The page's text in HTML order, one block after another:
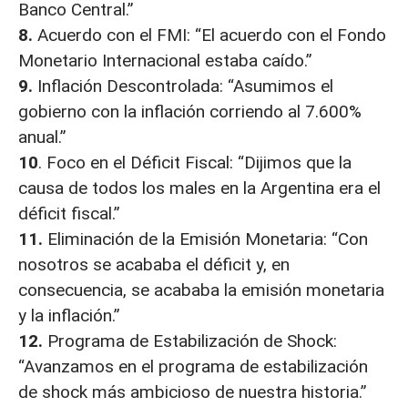
Banco Central.”
8. Acuerdo con el FMI: “El acuerdo con el Fondo
Monetario Internacional estaba caído.”
9. Inflación Descontrolada: “Asumimos el
gobierno con la inflación corriendo al 7.600%
anual.”
10. Foco en el Déficit Fiscal: “Dijimos que la
causa de todos los males en la Argentina era el
déficit fiscal.”
11. Eliminación de la Emisión Monetaria: “Con
nosotros se acababa el déficit y, en
consecuencia, se acababa la emisión monetaria
y la inflación.”
12. Programa de Estabilización de Shock:
“Avanzamos en el programa de estabilización
de shock más ambicioso de nuestra historia.”